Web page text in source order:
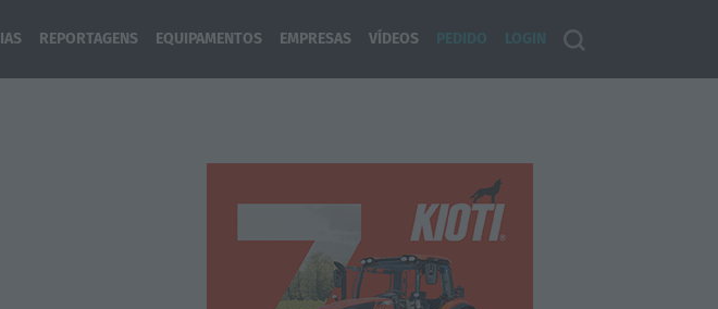
REPORTAGENS EQUIPAMENTOS EMPRESAS VÍDEOS